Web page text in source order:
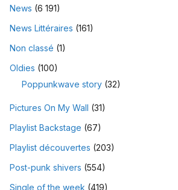
News (6 191)
News Littéraires (161)
Non classé (1)
Oldies (100)
Poppunkwave story (32)
Pictures On My Wall (31)
Playlist Backstage (67)
Playlist découvertes (203)
Post-punk shivers (554)
Single of the week (419)